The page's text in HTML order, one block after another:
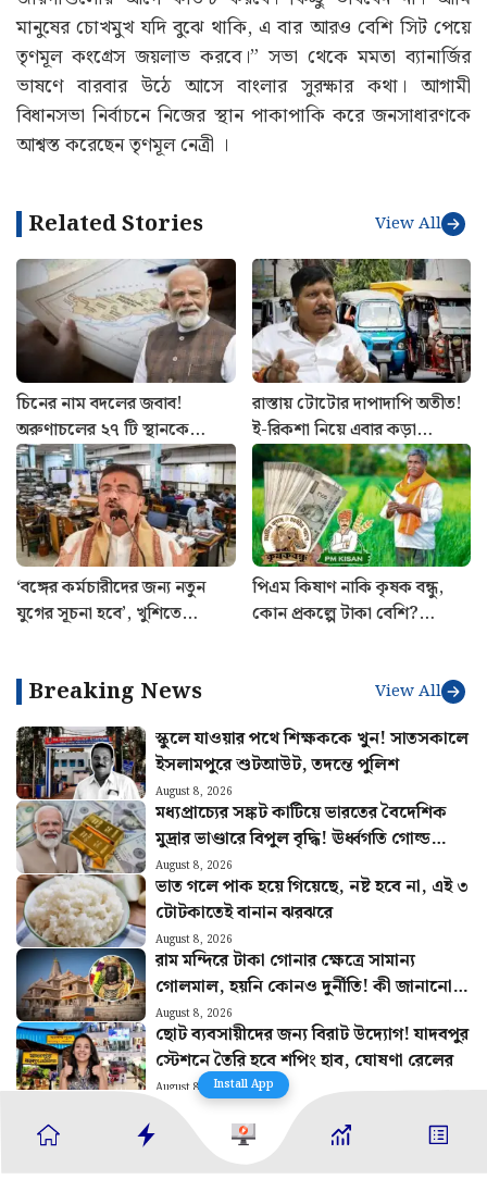
মানুষের চোখমুখ যদি বুঝে থাকি, এ বার আরও বেশি সিট পেয়ে
তৃণমূল কংগ্রেস জয়লাভ করবে।” সভা থেকে মমতা ব্যানার্জির
ভাষণে বারবার উঠে আসে বাংলার সুরক্ষার কথা। আগামী
বিধানসভা নির্বাচনে নিজের স্থান পাকাপাকি করে জনসাধারণকে
আশ্বস্ত করেছেন তৃণমূল নেত্রী ‌।
Related Stories View All
চিনের নাম বদলের জবাব!
অরুণাচলের ২৭ টি স্থানকে
সরকারি মানচিত্রে অন্তর্ভুক্ত করল
ভারত
রাস্তায় টোটোর দাপাদাপি অতীত!
ই-রিকশা নিয়ে এবার কড়া
পদক্ষেপ পরিবহণ দফতরের
‘বঙ্গের কর্মচারীদের জন্য নতুন
যুগের সূচনা হবে’, খুশিতে
পিএম কিষাণ নাকি কৃষক বন্ধু,
কোন প্রকল্পে টাকা বেশি?
Breaking News View All
স্কুলে যাওয়ার পথে শিক্ষককে খুন! সাতসকালে
ইসলামপুরে শুটআউট, তদন্তে পুলিশ
August 8, 2026
মধ্যপ্রাচ্যের সঙ্কট কাটিয়ে ভারতের বৈদেশিক
মুদ্রার ভাণ্ডারে বিপুল বৃদ্ধি! ঊর্ধ্বগতি গোল্ড
রিজার্ভেও
August 8, 2026
ভাত গলে পাক হয়ে গিয়েছে, নষ্ট হবে না, এই ৩
টোটকাতেই বানান ঝরঝরে
August 8, 2026
রাম মন্দিরে টাকা গোনার ক্ষেত্রে সামান্য
গোলমাল, হয়নি কোনও দুর্নীতি! কী জানানো
হল অডিট রিপোর্টে?
August 8, 2026
ছোট ব্যবসায়ীদের জন্য বিরাট উদ্যোগ! যাদবপুর
স্টেশনে তৈরি হবে শপিং হাব, ঘোষণা রেলের
August 8, 2026
‘বলা হয়েছিল যাঁরা কেন্দ্রীয় হারে DA এবং
বেতন চাইছেন..,’ নয়া বিজ্ঞপ্তি নিয়ে খুশি
Install App